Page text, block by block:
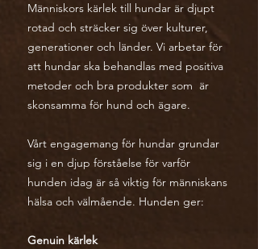
Människors kärlek till hundar är djupt
rotad och sträcker sig över kulturer,
generationer och länder. Vi arbetar för
att hundar ska behandlas med positiva
metoder och bra produkter som är
skonsamma för hund och ägare.
Vårt engagemang för hundar grundar
sig i en djup förståelse för varför
hunden idag är så viktig för människans
hälsa och välmående. Hunden ger:
Genuin kärlek